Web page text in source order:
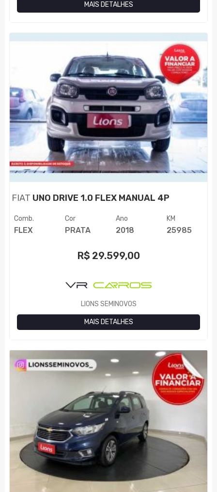
MAIS DETALHES
FIAT UNO DRIVE 1.0 FLEX MANUAL 4P
Comb.
FLEX
Cor
PRATA
Ano
2018
KM
25985
R$ 29.599,00
LIONS SEMINOVOS
MAIS DETALHES